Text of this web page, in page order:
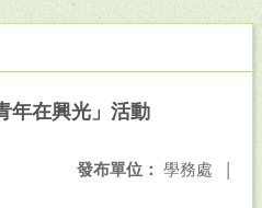
年在興光」活動
發布單位： 學務處 |